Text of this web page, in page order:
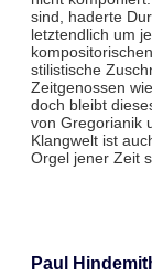
sind, haderte
letztendlich um
stilistische
Zeitgenossen
doch bleibt
von Gregorianik
Klangwelt ist
Orgel jener Zeit
Paul